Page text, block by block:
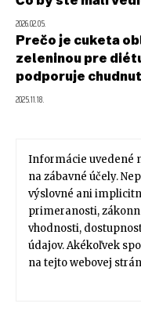
2026.02.05.
Prečo je cuketa
zeleninou pre
podporuje
2025.11.18.
Informácie uvedené
na zábavné účely.
výslovné ani
primeranosti,
vhodnosti,
údajov. Akékoľvek
na tejto webovej